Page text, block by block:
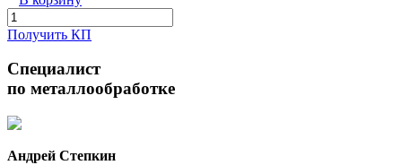
Получить КП
Специалист
по металлообработке
Андрей Степкин